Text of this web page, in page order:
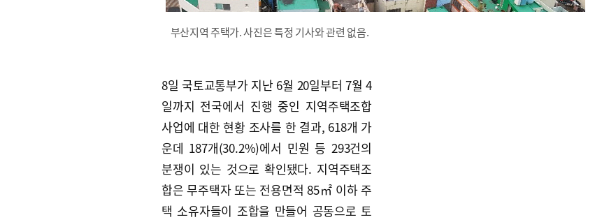
부산지역 주택가. 사진은 특정 기사와 관련 없음.
8일 국토교통부가 지난 6월 20일부터 7월 4
일까지 전국에서 진행 중인 지역주택조합
사업에 대한 현황 조사를 한 결과, 618개 가
운데 187개(30.2%)에서 민원 등 293건의
분쟁이 있는 것으로 확인됐다. 지역주택조
합은 무주택자 또는 전용면적 85㎡ 이하 주
택 소유자들이 조합을 만들어 공동으로 토